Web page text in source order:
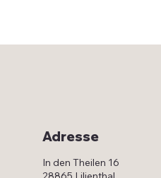
In den Theilen 16
Adresse